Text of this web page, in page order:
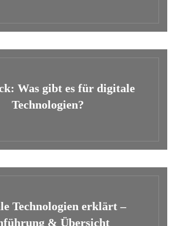
Was gibt es für digitale
Technologien?
Technologien erklärt –
& Übersicht